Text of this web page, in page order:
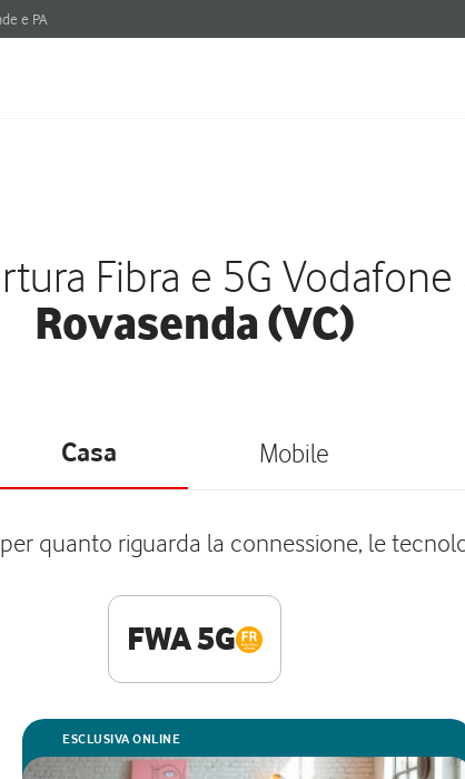
e PA
Fibra e 5G Vodafone
Rovasenda (VC)
Casa Mobile
quanto riguarda la connessione, le
FWA 5G
ESCLUSIVA ONLINE